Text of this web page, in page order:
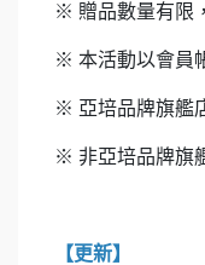
※ 贈品數量有限
※ 本活動以會員
※ 亞培品牌旗艦
※ 非亞培品牌旗
【更新】